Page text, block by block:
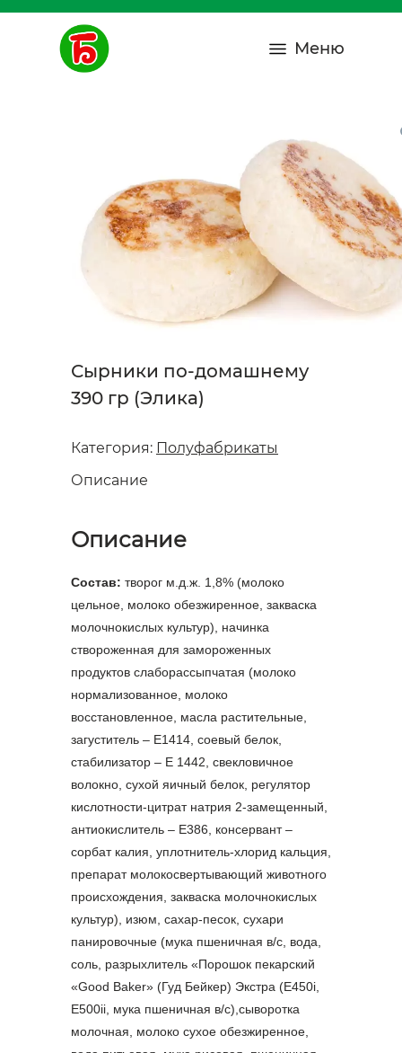
Меню
Сырники по-домашнему
390 гр (Элика)
Категория: Полуфабрикаты
Описание
Описание
Состав: творог м.д.ж. 1,8% (молоко
цельное, молоко обезжиренное, закваска
молочнокислых культур), начинка
створоженная для замороженных
продуктов слаборассыпчатая (молоко
нормализованное, молоко
восстановленное, масла растительные,
загуститель – Е1414, соевый белок,
стабилизатор – Е 1442, свекловичное
волокно, сухой яичный белок, регулятор
кислотности-цитрат натрия 2-замещенный,
антиокислитель – Е386, консервант –
сорбат калия, уплотнитель-хлорид кальция,
препарат молокосвертывающий животного
происхождения, закваска молочнокислых
культур), изюм, сахар-песок, сухари
панировочные (мука пшеничная в/с, вода,
соль, разрыхлитель «Порошок пекарский
«Good Baker» (Гуд Бейкер) Экстра (Е450i,
E500ii, мука пшеничная в/с),сыворотка
молочная, молоко сухое обезжиренное,